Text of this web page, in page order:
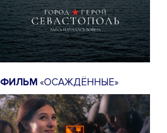
ФИЛЬМ«ОСАЖДЁННЫЕ»